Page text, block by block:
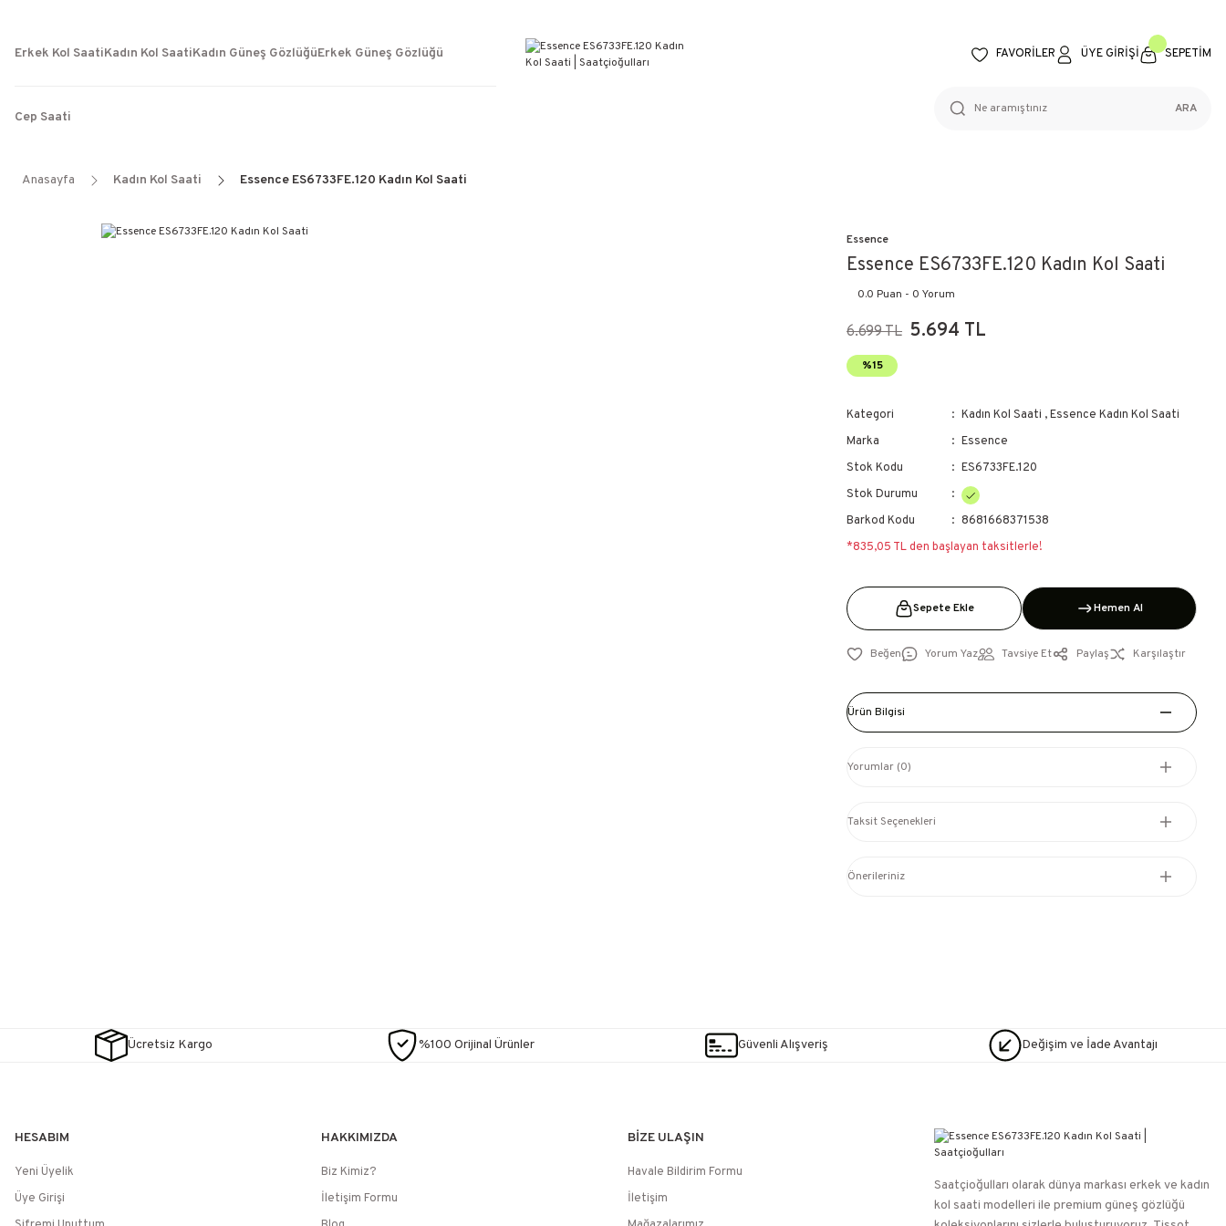
WEB SİTESİNE ÖZEL FİYATLAR
KAÇIRILMAYACAK FIRSATLAR
Erkek Kol SaatiKadın Kol SaatiKadın Güneş GözlüğüErkek Güneş Gözlüğü
Cep Saati
FAVORİLER ÜYE GİRİŞİ SEPETİM
ARA
Anasayfa Kadın Kol Saati Essence ES6733FE.120 Kadın Kol Saati
Essence
Essence ES6733FE.120 Kadın Kol Saati
0.0 Puan - 0 Yorum
6.699 TL 5.694 TL
%15
Kategori Kadın Kol Saati ,Essence Kadın Kol Saati
Marka
Essence
Stok Kodu
ES6733FE.120
Stok Durumu
Barkod Kodu
8681668371538
*835,05 TL den başlayan taksitlerle!
Sepete Ekle Hemen Al
Yorum Yaz Tavsiye Et Paylaş Karşılaştır
Ürün Bilgisi
Yorumlar (0)
Taksit Seçenekleri
Önerileriniz
Ücretsiz Kargo %100 Orijinal Ürünler Güvenli Alışveriş Değişim ve İade Avantajı
HESABIM
Yeni Üyelik
Üye Girişi
HAKKIMIZDA
Biz Kimiz?
İletişim Formu
BİZE ULAŞIN
Havale Bildirim Formu
İletişim
Saatçioğulları⁠ olarak dünya markası erkek ve kadın
kol saati modelleri ile premium güneş gözlüğü